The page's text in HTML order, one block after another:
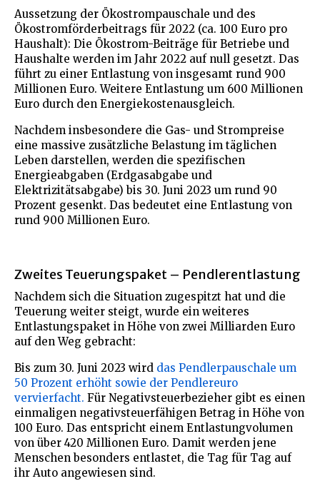
Aussetzung der Ökostrompauschale und des
Ökostromförderbeitrags für 2022 (ca. 100 Euro pro
Haushalt): Die Ökostrom-Beiträge für Betriebe und
Haushalte werden im Jahr 2022 auf null gesetzt. Das
führt zu einer Entlastung von insgesamt rund 900
Millionen Euro. Weitere Entlastung um 600 Millionen
Euro durch den Energiekostenausgleich.
Nachdem insbesondere die Gas- und Strompreise
eine massive zusätzliche Belastung im täglichen
Leben darstellen, werden die spezifischen
Energieabgaben (Erdgasabgabe und
Elektrizitätsabgabe) bis 30. Juni 2023 um rund 90
Prozent gesenkt. Das bedeutet eine Entlastung von
rund 900 Millionen Euro.
Zweites Teuerungspaket – Pendlerentlastung
Nachdem sich die Situation zugespitzt hat und die
Teuerung weiter steigt, wurde ein weiteres
Entlastungspaket in Höhe von zwei Milliarden Euro
auf den Weg gebracht:
Bis zum 30. Juni 2023 wird das Pendlerpauschale um
50 Prozent erhöht sowie der Pendlereuro
vervierfacht. Für Negativsteuerbezieher gibt es einen
einmaligen negativsteuerfähigen Betrag in Höhe von
100 Euro. Das entspricht einem Entlastungvolumen
von über 420 Millionen Euro. Damit werden jene
Menschen besonders entlastet, die Tag für Tag auf
ihr Auto angewiesen sind.